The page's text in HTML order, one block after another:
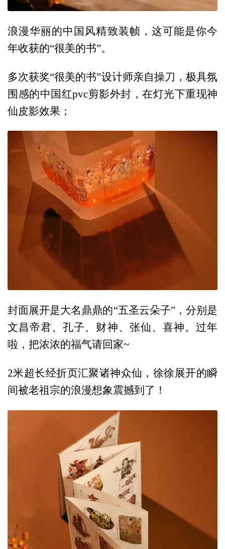
浪漫华丽的中国风精致装帧，这可能是你今
年收获的“很美的书”。
多次获奖“很美的书”设计师亲自操刀，极具氛
围感的中国红pvc剪影外封，在灯光下重现神
仙皮影效果；
封面展开是大名鼎鼎的“五圣云朵子”，分别是
文昌帝君、孔子、财神、张仙、喜神。过年
啦，把浓浓的福气请回家~
2米超长经折页汇聚诸神众仙，徐徐展开的瞬
间被老祖宗的浪漫想象震撼到了！